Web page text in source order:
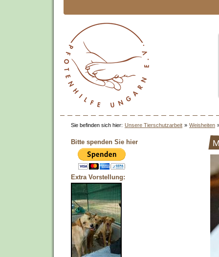
Sie befinden sich hier: Unsere Tierschutzarbeit » Weisheiten
Bitte spenden Sie hier
Extra Vorstellung: